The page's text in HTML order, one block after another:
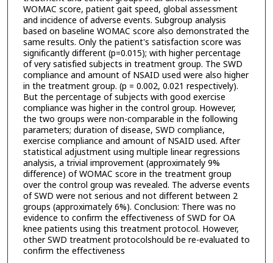
WOMAC score, patient gait speed, global assessment
and incidence of adverse events. Subgroup analysis
based on baseline WOMAC score also demonstrated the
same results. Only the patient's satisfaction score was
significantly different (p=0.015); with higher percentage
of very satisfied subjects in treatment group. The SWD
compliance and amount of NSAID used were also higher
in the treatment group. (p = 0.002, 0.021 respectively).
But the percentage of subjects with good exercise
compliance was higher in the control group. However,
the two groups were non-comparable in the following
parameters; duration of disease, SWD compliance,
exercise compliance and amount of NSAID used. After
statistical adjustment using multiple linear regressions
analysis, a trivial improvement (approximately 9%
difference) of WOMAC score in the treatment group
over the control group was revealed. The adverse events
of SWD were not serious and not different between 2
groups (approximately 6%). Conclusion: There was no
evidence to confirm the effectiveness of SWD for OA
knee patients using this treatment protocol. However,
other SWD treatment protocolshould be re-evaluated to
confirm the effectiveness